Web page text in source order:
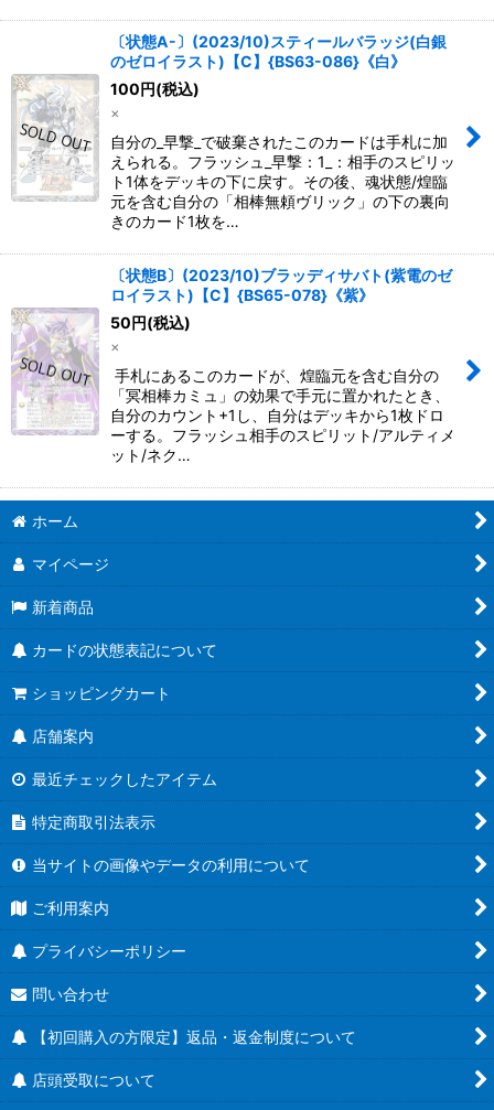
〔状態A-〕(2023/10)スティールバラッジ(白銀
のゼロイラスト)【C】{BS63-086}《白》
100 円(税込)
×
自分の_早撃_で破棄されたこのカードは手札に加
えられる。フラッシュ_早撃：1_：相手のスピリッ
ト1体をデッキの下に戻す。その後、魂状態/煌臨
元を含む自分の「相棒無頼ヴリック」の下の裏向
きのカード1枚を…
〔状態B〕(2023/10)ブラッディサバト(紫電のゼ
ロイラスト)【C】{BS65-078}《紫》
50 円(税込)
×
手札にあるこのカードが、煌臨元を含む自分の
「冥相棒カミュ」の効果で手元に置かれたとき、
自分のカウント+1し、自分はデッキから1枚ドロ
ーする。フラッシュ相手のスピリット/アルティメ
ット/ネク…
ホーム
マイページ
新着商品
カードの状態表記について
ショッピングカート
店舗案内
最近チェックしたアイテム
特定商取引法表示
当サイトの画像やデータの利用について
ご利用案内
プライバシーポリシー
問い合わせ
【初回購入の方限定】返品・返金制度について
店頭受取について